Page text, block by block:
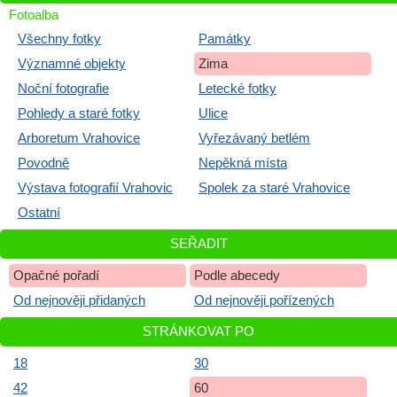
Fotoalba
Všechny fotky
Památky
Významné objekty
Zima
Noční fotografie
Letecké fotky
Pohledy a staré fotky
Ulice
Arboretum Vrahovice
Vyřezávaný betlém
Povodně
Nepěkná místa
Výstava fotografií Vrahovic
Spolek za staré Vrahovice
Ostatní
SEŘADIT
Opačné pořadí
Podle abecedy
Od nejnověji přidaných
Od nejnověji pořízených
STRÁNKOVAT PO
18
30
42
60